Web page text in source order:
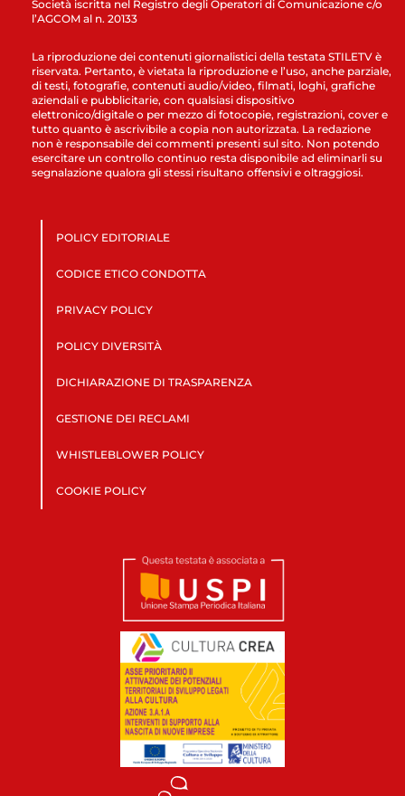
Società iscritta nel Registro degli Operatori di Comunicazione c/o
l’AGCOM al n. 20133
La riproduzione dei contenuti giornalistici della testata STILETV è
riservata. Pertanto, è vietata la riproduzione e l’uso, anche parziale,
di testi, fotografie, contenuti audio/video, filmati, loghi, grafiche
aziendali e pubblicitarie, con qualsiasi dispositivo
elettronico/digitale o per mezzo di fotocopie, registrazioni, cover e
tutto quanto è ascrivibile a copia non autorizzata. La redazione
non è responsabile dei commenti presenti sul sito. Non potendo
esercitare un controllo continuo resta disponibile ad eliminarli su
segnalazione qualora gli stessi risultano offensivi e oltraggiosi.
POLICY EDITORIALE
CODICE ETICO CONDOTTA
PRIVACY POLICY
POLICY DIVERSITÀ
DICHIARAZIONE DI TRASPARENZA
GESTIONE DEI RECLAMI
WHISTLEBLOWER POLICY
COOKIE POLICY